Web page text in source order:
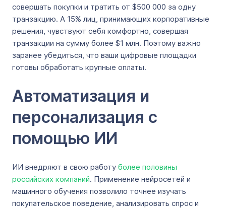
совершать покупки и тратить от $500 000 за одну
транзакцию. А 15% лиц, принимающих корпоративные
решения, чувствуют себя комфортно, совершая
транзакции на сумму более $1 млн. Поэтому важно
заранее убедиться, что ваши цифровые площадки
готовы обработать крупные оплаты.
Автоматизация и
персонализация с
помощью ИИ
ИИ внедряют в свою работу более половины
российских компаний. Применение нейросетей и
машинного обучения позволило точнее изучать
покупательское поведение, анализировать спрос и